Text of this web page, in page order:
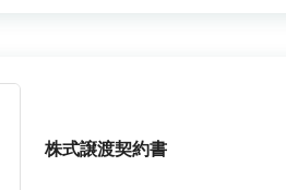
株式譲渡契約書